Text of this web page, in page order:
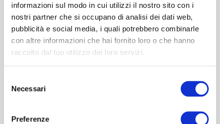
informazioni sul modo in cui utilizzi il nostro sito con i
nostri partner che si occupano di analisi dei dati web,
pubblicità e social media, i quali potrebbero combinarle
con altre informazioni che hai fornito loro o che hanno
raccolto dal tuo utilizzo dei loro servizi.
delNecessari
Preferenze